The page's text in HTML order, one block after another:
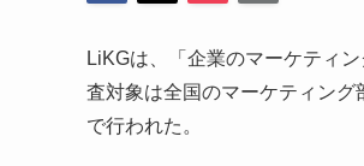
LiKGは、「企業のマーケティ
査対象は全国のマーケティン
で行われた。